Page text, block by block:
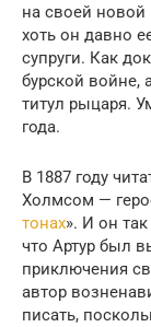
на своей
хоть он давно
супруги. Как
бурской войне,
титул рыцаря.
года.
В 1887 году
Холмсом —
тонах». И он
что Артур был
приключения
автор
писать,